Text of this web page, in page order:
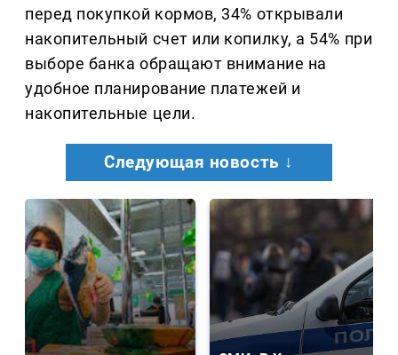
перед покупкой кормов, 34% открывали
накопительный счет или копилку, а 54% при
выборе банка обращают внимание на
удобное планирование платежей и
накопительные цели.
Следующая новость ↓